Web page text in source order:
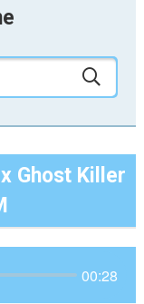
Ghost Killer
00:28